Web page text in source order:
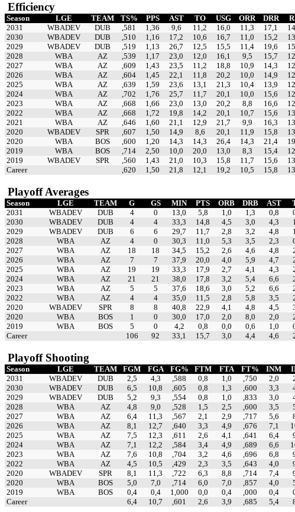
Efficiency
Season LGE TEAM TS% PPS AST TO USG ORR DRR
2031
WBADEV DUB ,581 1,36 9,6 11,2 16,0 11,3 17,1
2030
WBADEV DUB ,510 1,16 17,2 10,6 16,7 11,0 15,2
2029
WBADEV DUB ,519 1,13 26,7 12,5 15,5 11,4 19,6
2028
WBA AZ ,539 1,17 23,0 12,0 16,1 9,5 15,7
2027
WBA AZ ,609 1,43 23,5 11,2 18,8 10,9 14,3
2026
WBA AZ ,604 1,45 22,1 11,8 20,2 10,0 14,9
2025
WBA AZ ,639 1,59 23,6 13,1 21,3 10,4 13,9
2024
WBA AZ ,702 1,76 25,7 11,7 20,1 10,0 15,6
2023
WBA AZ ,668 1,66 23,0 13,0 20,2 8,8 16,6
2022
WBA AZ ,668 1,72 19,8 14,2 20,1 10,7 15,6
2021
WBA AZ ,646 1,60 21,1 12,9 21,7 9,9 16,3
2020
WBADEV SPR ,607 1,50 14,9 8,6 20,1 11,9 15,8
2020
WBA BOS ,600 1,20 14,3 14,3 26,4 14,3 21,4
2019
WBA BOS ,714 2,50 10,0 20,0 13,0 8,3 15,4
2019
WBADEV SPR ,560 1,43 21,0 10,3 15,8 11,7 15,6
Career
,620 1,50 21,8 12,1 19,2 10,5 15,8
Playoff Averages
Season LGE TEAM G GS MIN PTS ORB DRB AST
2031
WBADEV DUB 4 0 13,0 5,8 1,0 1,3 0,8
2030
WBADEV DUB 4 4 33,3 14,8 4,5 3,0 4,3
2029
WBADEV DUB 6 6 29,7 11,7 2,8 3,2 4,8
2028
WBA AZ 4 0 30,3 11,0 5,3 3,5 2,3
2027
WBA AZ 18 18 34,5 15,2 2,6 4,6 4,8
2026
WBA AZ 7 7 37,9 20,0 4,0 5,9 4,7
2025
WBA AZ 19 19 33,3 17,9 2,7 4,1 4,3
2024
WBA AZ 21 21 38,0 17,8 3,2 5,4 6,6
2023
WBA AZ 5 5 37,6 18,6 3,0 5,2 6,6
2022
WBA AZ 4 4 35,0 11,5 2,8 5,8 3,5
2020
WBADEV SPR 8 8 40,8 22,9 4,1 4,8 4,5
2020
WBA BOS 1 0 30,0 17,0 2,0 8,0 2,0
2019
WBA BOS 5 0 4,2 0,8 0,0 0,6 1,0
Career
106 92 33,1 15,7 3,0 4,4 4,6
Playoff Shooting
Season LGE TEAM FGM FGA FG% FTM FTA FT% INM
2031
WBADEV DUB 2,5 4,3 ,588 0,8 1,0 ,750 2,0
2030
WBADEV DUB 6,5 10,8 ,605 0,8 1,3 ,600 3,3
2029
WBADEV DUB 5,2 9,3 ,554 0,8 1,0 ,833 3,0
2028
WBA AZ 4,8 9,0 ,528 1,5 2,5 ,600 3,5
2027
WBA AZ 6,4 11,3 ,567 2,1 2,9 ,717 5,6
2026
WBA AZ 8,1 12,7 ,640 3,3 4,9 ,676 7,1
2025
WBA AZ 7,5 12,3 ,611 2,6 4,1 ,641 6,4
2024
WBA AZ 7,1 12,2 ,584 3,4 4,9 ,689 6,6
2023
WBA AZ 7,6 10,8 ,704 3,2 4,6 ,696 6,8
2022
WBA AZ 4,5 10,5 ,429 2,3 3,5 ,643 4,0
2020
WBADEV SPR 8,1 11,3 ,722 6,3 8,8 ,714 7,4
2020
WBA BOS 5,0 7,0 ,714 6,0 7,0 ,857 4,0
2019
WBA BOS 0,4 0,4 1,000 0,0 0,4 ,000 0,4
Career
6,4 10,7 ,601 2,6 3,9 ,685 5,4